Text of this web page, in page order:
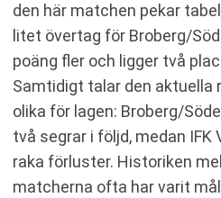
den här matchen pekar
litet övertag för Broberg/
poäng fler och ligger två
Samtidigt talar den aktuella
olika för lagen: Broberg/
två segrar i följd, medan IFK
raka förluster. Historiken
matcherna ofta har varit